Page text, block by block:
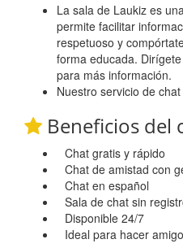
La sala de Laukiz es
permite facilitar
respetuoso y
forma educada.
para más información.
Nuestro servicio de
Beneficios del
Chat gratis y rápido
Chat de amistad con
Chat en español
Sala de chat sin
Disponible 24/7
Ideal para hacer